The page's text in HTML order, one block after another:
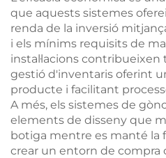
que aquests sistemes
renda de la inversió
i els mínims requisits de
instal·lacions
gestió d'inventaris oferint
producte i facilitant
A més, els sistemes de
elements de disseny que
botiga mentre es manté la
crear un entorn de